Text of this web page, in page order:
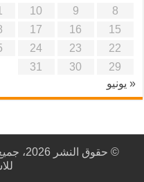
8
9
10
15
16
17
22
23
24
29
30
31
« يونيو
© حقوق النشر 2026، جميع الحقوق محفوظة |